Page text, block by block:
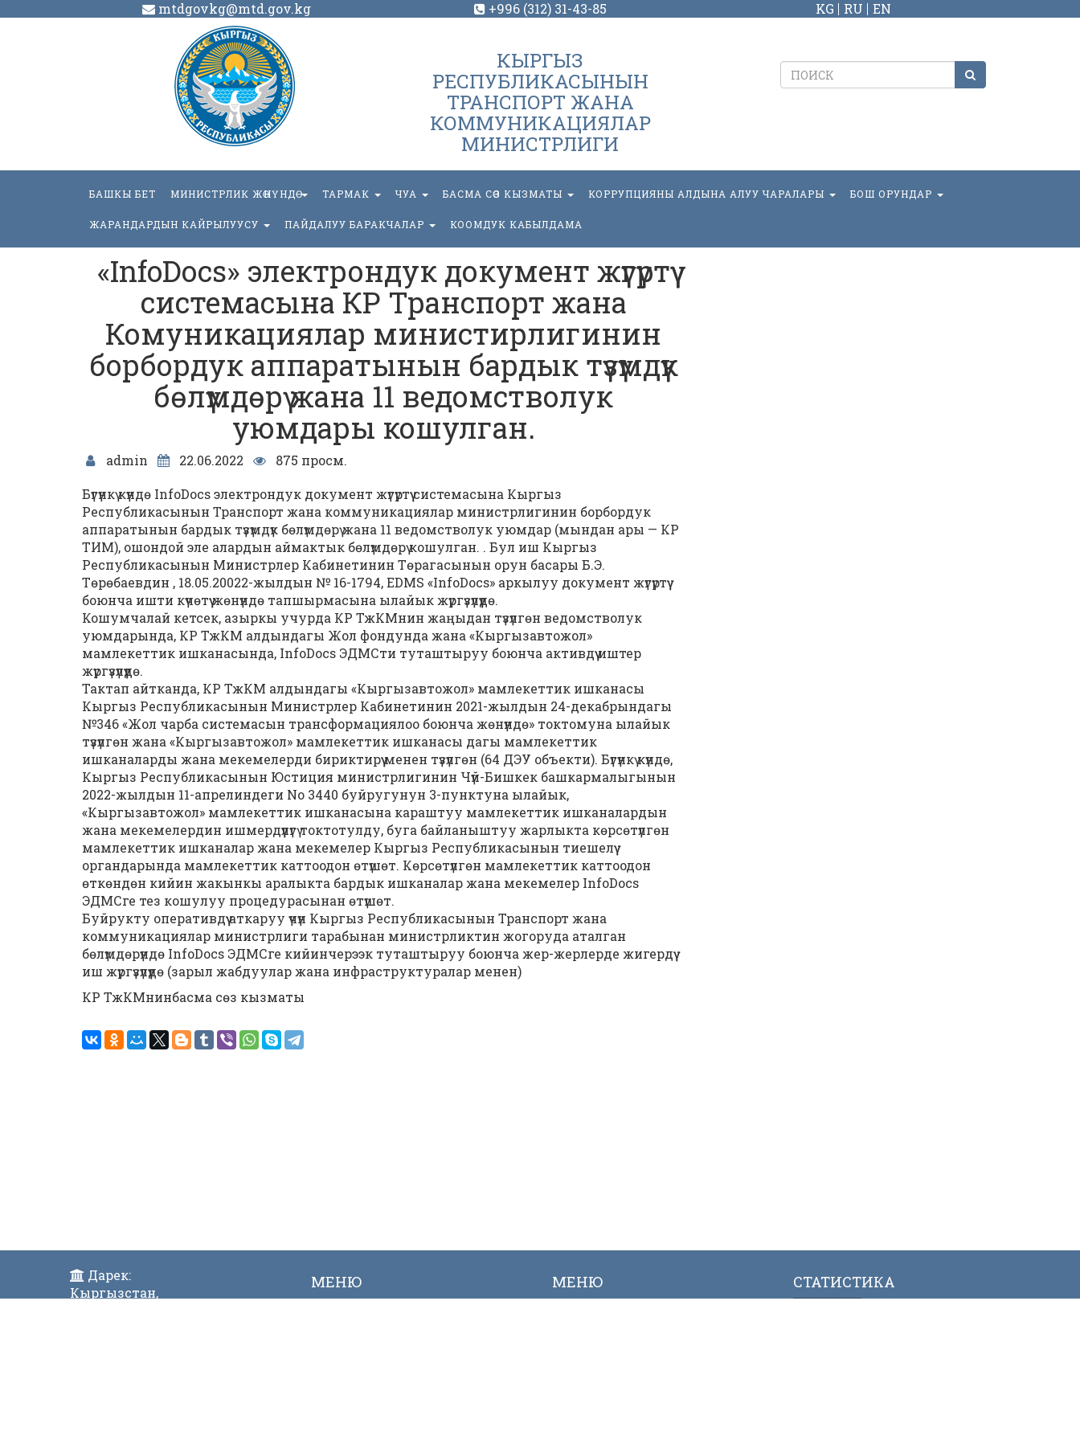
mtdgovkg@mtd.gov.kg +996 (312) 31-43-85 KG RU EN
КЫРГЫЗ
РЕСПУБЛИКАСЫНЫН
ТРАНСПОРТ ЖАНА
КОММУНИКАЦИЯЛАР
МИНИСТРЛИГИ
БАШКЫ БЕТ МИНИСТРЛИК ЖӨНҮНДӨ ТАРМАК ЧУА БАСМА СӨЗ КЫЗМАТЫ КОРРУПЦИЯНЫ АЛДЫНА АЛУУ ЧАРАЛАРЫ БОШ ОРУНДАР
ЖАРАНДАРДЫН КАЙРЫЛУУСУ ПАЙДАЛУУ БАРАКЧАЛАР КООМДУК КАБЫЛДАМА
«InfoDocs» электрондук документ жүгүртүү
системасына КР Транспорт жана
Комуникациялар министирлигинин
борбордук аппаратынын бардык түзүмдүк
бөлүмдөрү жана 11 ведомстволук
уюмдары кошулган.
admin 22.06.2022
875 просм.
Бүгүнкү күндө InfoDocs электрондук документ жүгүртүү системасына Кыргыз
Республикасынын Транспорт жана коммуникациялар министрлигинин борбордук
аппаратынын бардык түзүмдүк бөлүмдөрү жана 11 ведомстволук уюмдар (мындан ары — КР
ТИМ), ошондой эле алардын аймактык бөлүмдөрү кошулган. . Бул иш Кыргыз
Республикасынын Министрлер Кабинетинин Төрагасынын орун басары Б.Э.
Төрөбаевдин , 18.05.20022-жылдын № 16-1794, EDMS «InfoDocs» аркылуу документ жүгүртүү
боюнча ишти күчөтүү жөнүндө тапшырмасына ылайык жүргүзүлүүдө.
Кошумчалай кетсек, азыркы учурда КР ТжКМнин жаңыдан түзүлгөн ведомстволук
уюмдарында, КР ТжКМ алдындагы Жол фондунда жана «Кыргызавтожол»
мамлекеттик ишканасында, InfoDocs ЭДМСти туташтыруу боюнча активдүү иштер
жүргүзүлүүдө.
Тактап айтканда, КР ТжКМ алдындагы «Кыргызавтожол» мамлекеттик ишканасы
Кыргыз Республикасынын Министрлер Кабинетинин 2021-жылдын 24-декабрындагы
№346 «Жол чарба системасын трансформациялоо боюнча жөнүндө» токтомуна ылайык
түзүлгөн жана «Кыргызавтожол» мамлекеттик ишканасы дагы мамлекеттик
ишканаларды жана мекемелерди бириктирүү менен түзүлгөн (64 ДЭУ объекти). Бүгүнкү күндө,
Кыргыз Республикасынын Юстиция министрлигинин Чүй-Бишкек башкармалыгынын
2022-жылдын 11-апрелиндеги No 3440 буйругунун 3-пунктуна ылайык,
«Кыргызавтожол» мамлекеттик ишканасына караштуу мамлекеттик ишканалардын
жана мекемелердин ишмердүүлүгү токтотулду, буга байланыштуу жарлыкта көрсөтүлгөн
мамлекеттик ишканалар жана мекемелер Кыргыз Республикасынын тиешелүү
органдарында мамлекеттик каттоодон өтүшөт. Көрсөтүлгөн мамлекеттик каттоодон
өткөндөн кийин жакынкы аралыкта бардык ишканалар жана мекемелер InfoDocs
ЭДМСге тез кошулуу процедурасынан өтүшөт.
Буйрукту оперативдүү аткаруу үчүн Кыргыз Республикасынын Транспорт жана
коммуникациялар министрлиги тарабынан министрликтин жогоруда аталган
бөлүмдөрүндө InfoDocs ЭДМСге кийинчерээк туташтыруу боюнча жер-жерлерде жигердүү
иш жүргүзүлүүдө (зарыл жабдуулар жана инфраструктуралар менен)
КР ТжКМнинбасма сөз кызматы
Дарек:
Кыргызстан,
МЕНЮ МЕНЮ СТАТИСТИКА